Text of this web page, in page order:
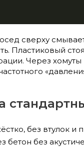
сверху
Пластиковый
Через хомуты
без втулок и
бетон без